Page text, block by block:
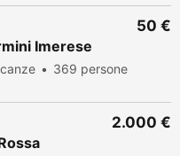
Imerese
369 persone
50 €
2.000 €